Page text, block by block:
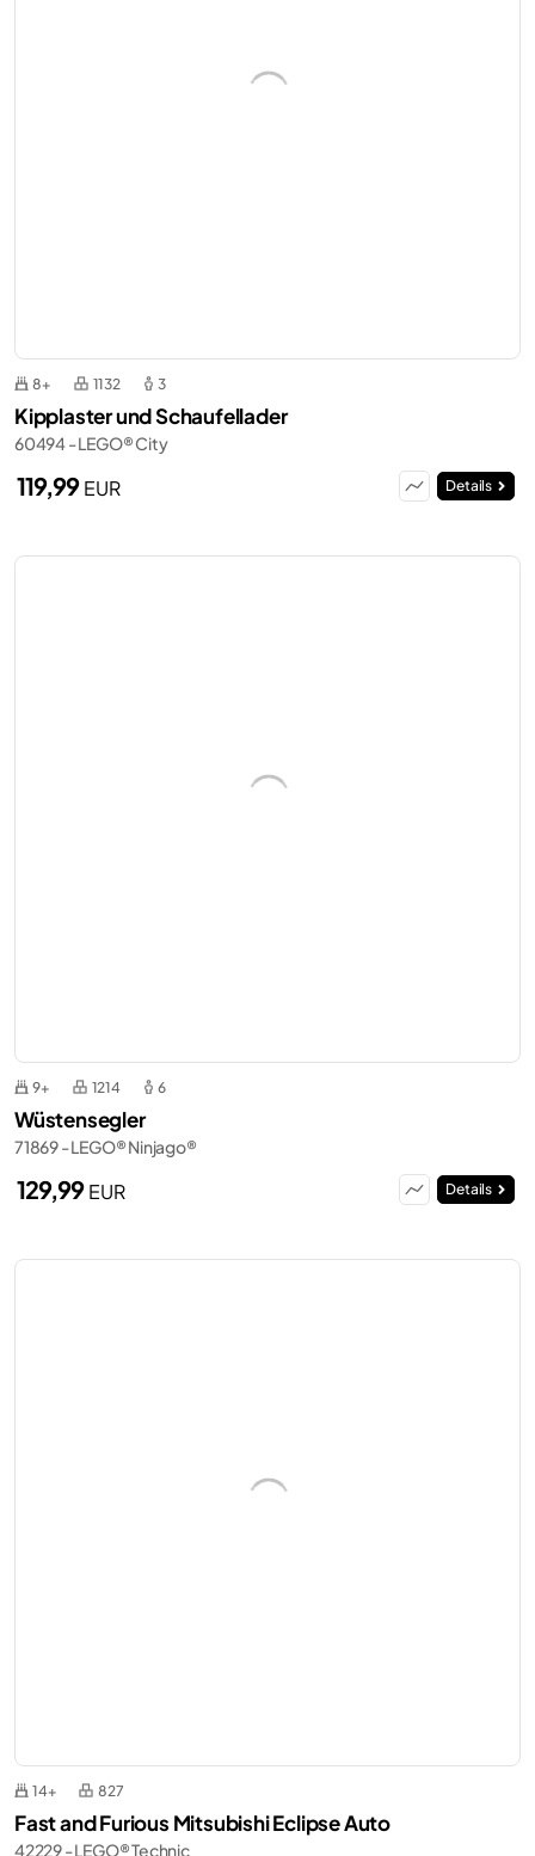
8+ 1132 3
Kipplaster und Schaufellader
60494 - LEGO® City
119,99EUR Details
9+ 1214 6
Wüstensegler
71869 - LEGO® Ninjago®
129,99EUR Details
14+ 827
Fast and Furious Mitsubishi Eclipse Auto
42229 - LEGO® Technic